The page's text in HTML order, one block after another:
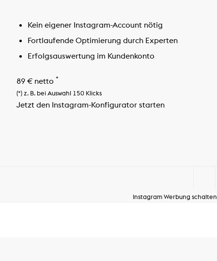
Kein eigener Instagram-Account nötig
Fortlaufende Optimierung durch Experten
Erfolgsauswertung im Kundenkonto
89 € netto *
(*) z. B. bei Auswahl 150 Klicks
Jetzt den Instagram-Konfigurator starten
Instagram Werbung schalten